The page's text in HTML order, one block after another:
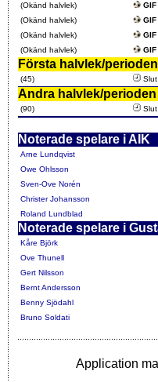
(Okänd halvlek)
GIF
(Okänd halvlek)
GIF
(Okänd halvlek)
GIF
(Okänd halvlek)
GIF
Första halvlek/perioden
(45)
Andra halvlek/perioden
(90)
Noterade spelare i AIK
Arne Lundqvist
Owe Ohlsson
Sven-Ove Norén
Christer Johansson
Roland Lundblad
Noterade spelare i
Kåre Björk
Ove Thunell
Gert Nilsson
Bernt Andersson
Benny Sjödahl
Bruno Soldati
Application